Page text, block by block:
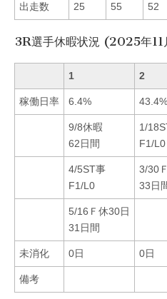
出走数 25 55 52
3R選手休暇状況 (2025年11
1 2
稼働日率 6.4% 43.4%
9/8休暇
62日間
1/
F1/L0
4/5ST事
F1/L0
3/30
33日
5/16Ｆ休30日
31日間
未消化 0日 0日
備考